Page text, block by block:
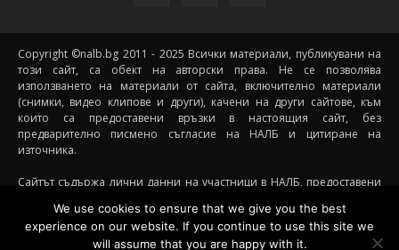
Copyright ©nalb.bg 2011 - 2025 Всички материали, публикувани на
този сайт, са обект на авторски права. Не се позволява
използването на материали от сайта, включително материали
(снимки, видео клипове и други), качени на други сайтове, към
които са предоставени връзки в настоящия сайт, без
предварително писмено съгласие на НАЛБ и цитиране на
източника.
Сайтът съдържа лични данни на участници в НАЛБ, предоставени
случай че става дума за непълнолетни участници) посредством
подписани декларации за участие, съгласявайки се данните им да
бъдат съхранявани и обработвани от НАЛБ. При желание от
We use cookies to ensure that we give you the best
experience on our website. If you continue to use this site we
will assume that you are happy with it.